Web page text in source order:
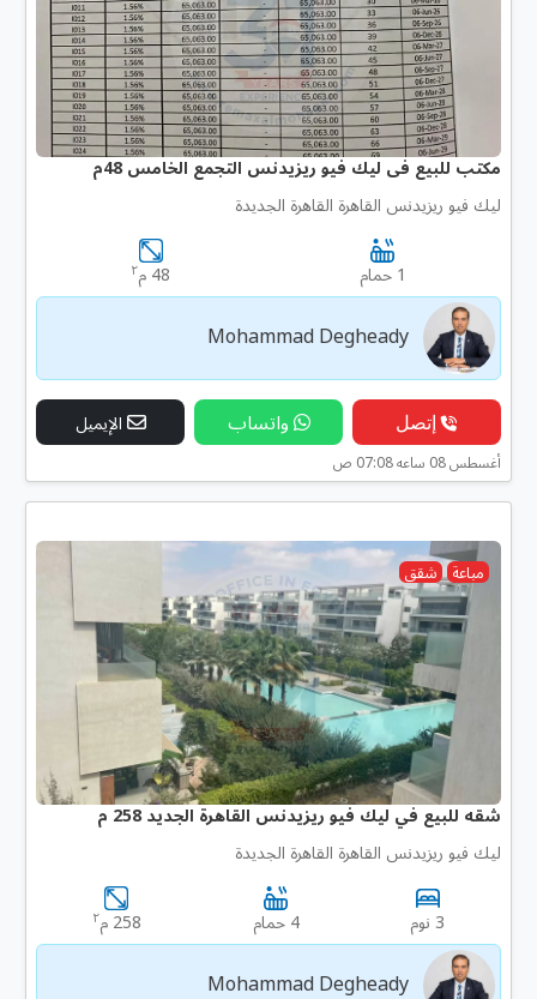
مكتب للبيع فى ليك فيو ريزيدنس التجمع الخامس 48م
ليك فيو ريزيدنس القاهرة القاهرة الجديدة
1 حمام 48 م ٢
Mohammad Degheady
إتصل واتساب الإيميل
أغسطس 08 ساعه 07:08 ص
مباعة شقق
شقه للبيع في ليك فيو ريزيدنس القاهرة الجديد 258 م
ليك فيو ريزيدنس القاهرة القاهرة الجديدة
3 نوم 4 حمام 258 م ٢
Mohammad Degheady